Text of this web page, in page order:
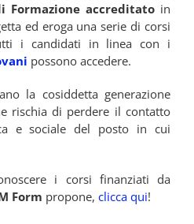
Formazione accreditato in
ed eroga una serie di corsi
i candidati in linea con i
possono accedere.
la cosiddetta generazione
rischia di perdere il contatto
e sociale del posto in cui
i corsi finanziati da
Form propone, clicca qui!